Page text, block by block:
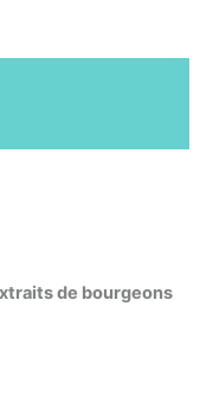
de bourgeons